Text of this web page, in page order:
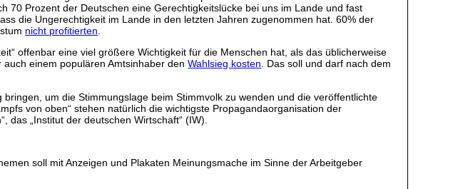
70 Prozent der Deutschen eine Gerechtigkeitslücke bei uns im Lande und fast
die Ungerechtigkeit im Lande in den letzten Jahren zugenommen hat. 60% der
nicht profitierten
offenbar eine viel größere Wichtigkeit für die Menschen hat, als das üblicherweise
auch einem populären Amtsinhaber denWahlsieg kosten . Das soll und darf nach dem
um die Stimmungslage beim Stimmvolk zu wenden und die veröffentlichte
von oben“ stehen natürlich die wichtigste Propagandaorganisation der
das „Institut der deutschen Wirtschaft“ (IW).
soll mit Anzeigen und Plakaten Meinungsmache im Sinne der Arbeitgeber